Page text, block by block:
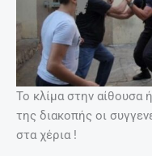
Το κλίμα στην αίθουσα
της διακοπής οι
στα χέρια !